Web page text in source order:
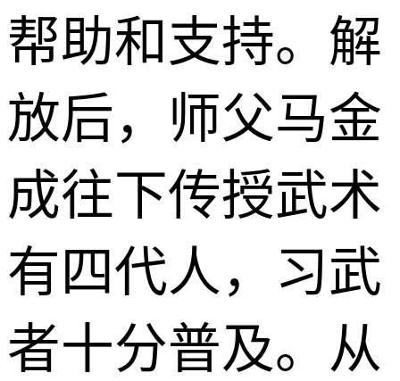
帮助和支持。解
放后，师父马金
成往下传授武术
有四代人，习武
者十分普及。从